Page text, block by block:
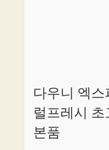
다우니 엑
럴프레시 초
본품